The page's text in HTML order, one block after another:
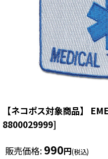
【ネコポス対象商品】
8800029999]
販売価格: 990円(税込)